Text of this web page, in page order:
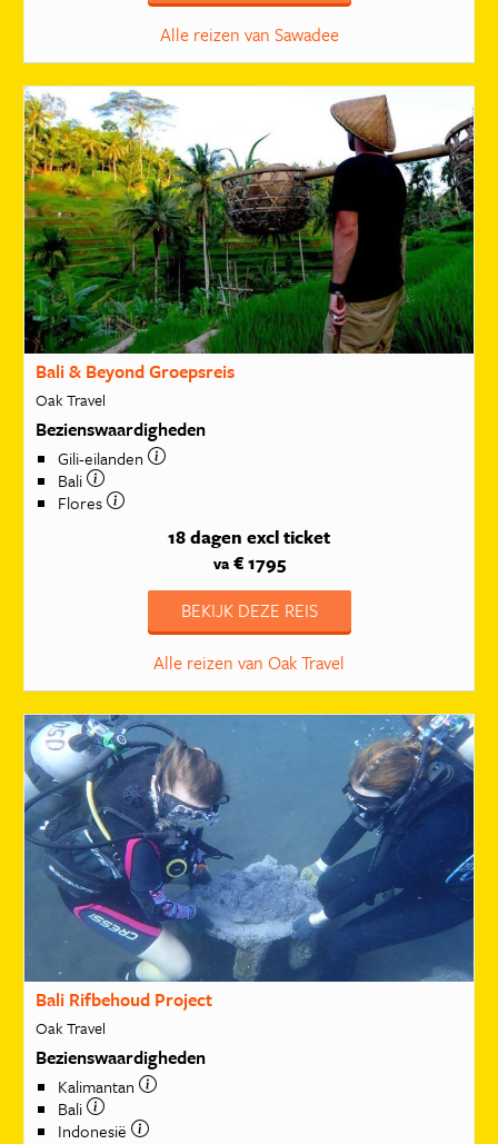
Alle reizen van Sawadee
Bali & Beyond Groepsreis
Oak Travel
Bezienswaardigheden
Gili-eilanden
Bali
Flores
18 dagen excl ticket
va€ 1795
BEKIJK DEZE REIS
Alle reizen van Oak Travel
Bali Rifbehoud Project
Oak Travel
Bezienswaardigheden
Kalimantan
Bali
Indonesië